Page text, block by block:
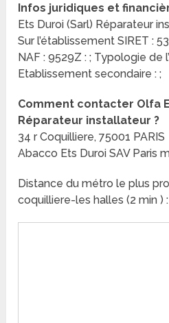
Infos juridiques et
Ets Duroi (Sarl) Réparateur
Sur l’établissement SIRET :
NAF : 9529Z : ; Typologie de
Etablissement secondaire : ;
Comment contacter Olfa
Réparateur installateur ?
34 r Coquilliere, 75001 PARIS
Abacco Ets Duroi SAV Paris
Distance du métro le plus
coquilliere-les halles (2 min ) :